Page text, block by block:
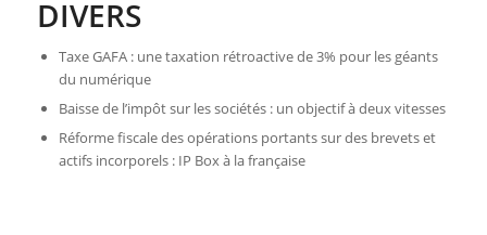
DIVERS
Taxe GAFA : une taxation rétroactive de 3% pour les géants
du numérique
Baisse de l’impôt sur les sociétés : un objectif à deux vitesses
Réforme fiscale des opérations portants sur des brevets et
actifs incorporels : IP Box à la française